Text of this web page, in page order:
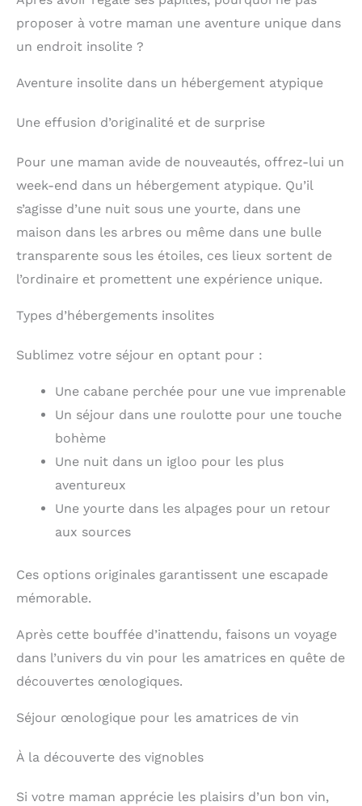
proposer à votre maman une aventure unique dans
un endroit insolite ?
Aventure insolite dans un hébergement atypique
Une effusion d’originalité et de surprise
Pour une maman avide de nouveautés, offrez-lui un
week-end dans un hébergement atypique. Qu’il
s’agisse d’une nuit sous une yourte, dans une
maison dans les arbres ou même dans une bulle
transparente sous les étoiles, ces lieux sortent de
l’ordinaire et promettent une expérience unique.
Types d’hébergements insolites
Sublimez votre séjour en optant pour :
Une cabane perchée pour une vue imprenable
Un séjour dans une roulotte pour une touche
bohème
Une nuit dans un igloo pour les plus
aventureux
Une yourte dans les alpages pour un retour
aux sources
Ces options originales garantissent une escapade
mémorable.
Après cette bouffée d’inattendu, faisons un voyage
dans l’univers du vin pour les amatrices en quête de
découvertes œnologiques.
Séjour œnologique pour les amatrices de vin
À la découverte des vignobles
Si votre maman apprécie les plaisirs d’un bon vin,